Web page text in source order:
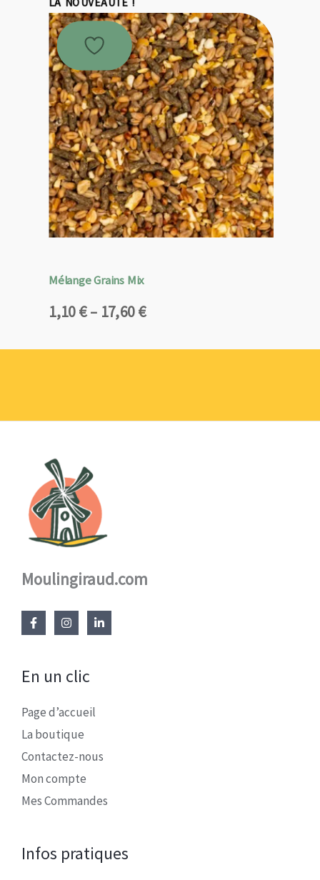
Mélange Grains Mix
1,10€– 17,60€
Plage
prix :
Moulingiraud.com
En un clic
Page d’accueil
La boutique
Contactez-nous
Mon compte
Mes Commandes
Infos pratiques